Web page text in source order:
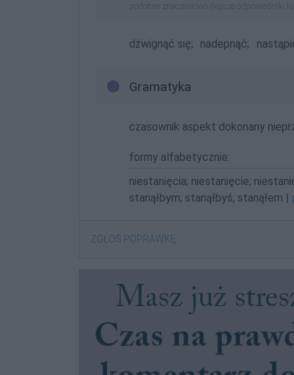
podobne znaczeniowo (lepsze odpowiedniki
dźwignąć się; nadepnąć;
Gramatyka
czasownik aspekt dokonany
formy alfabetycznie:
niestanięcia; niestanięcie;
stanąłbym; stanąłbyś; stanąłem |
ZGŁOŚ POPRAWKĘ